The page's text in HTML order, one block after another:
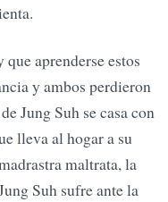
aprenderse estos
y ambos perdieron
Jung Suh se casa con
lleva al hogar a su
maltrata, la
Suh sufre ante la